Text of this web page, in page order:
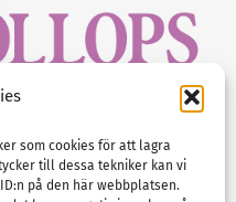
som cookies för att lagra
till dessa tekniker kan vi
på den här webbplatsen.